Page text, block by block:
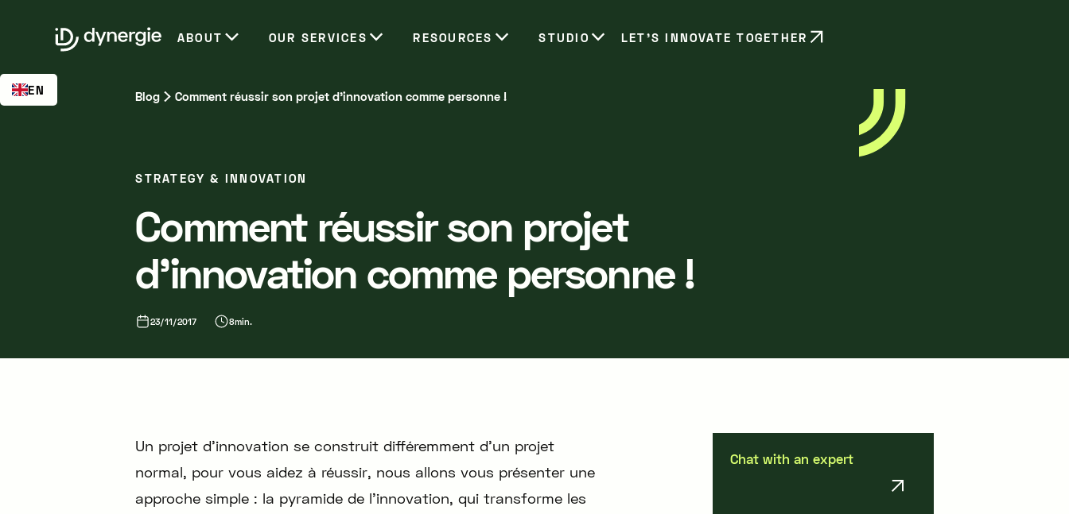
ABOUT OUR SERVICES RESOURCES STUDIO LET’S INNOVATE TOGETHER
EN Blog Comment réussir son projet d'innovation comme personne !
STRATEGY & INNOVATION
Comment réussir son projet
d'innovation comme personne !
23/11/2017 8min.
Un projet d'innovation se construit différemment d'un projet
normal, pour vous aidez à réussir, nous allons vous présenter une
approche simple : la pyramide de l’innovation, qui transforme les
Chat with an expert